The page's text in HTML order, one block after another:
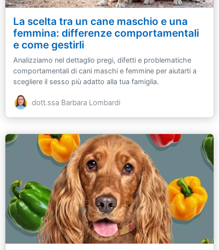
La scelta tra un cane maschio e una
femmina: differenze comportamentali
e come gestirli
Analizziamo nel dettaglio pregi, difetti e problematiche
comportamentali di cani maschi e femmine per aiutarti a
scegliere il sesso più adatto alla tua famiglia.
dott.ssa Barbara Lombardi